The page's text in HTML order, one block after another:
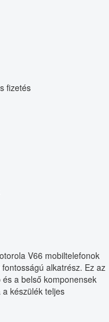
fizetés
V66 mobiltelefonok
alkatrész. Ez az
a belső komponensek
készülék teljes